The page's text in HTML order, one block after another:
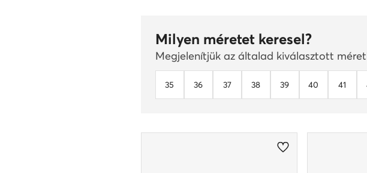
Milyen méretet keresel?
Megjelenítjük az általad kiválasztott
35 36 37 38 39 40 41